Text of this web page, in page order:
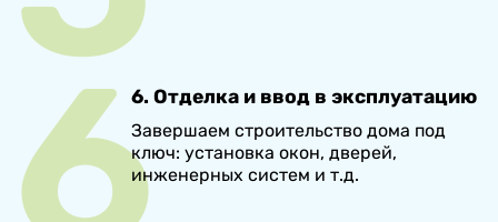
6. Отделка и ввод в эксплуатацию
Завершаем строительство дома под
ключ: установка окон, дверей,
инженерных систем и т.д.